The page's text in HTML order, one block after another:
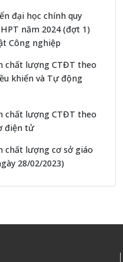
đại học chính quy
năm 2024 (đợt 1)
Công nghiệp
chất lượng CTĐT theo
khiển và Tự động
chất lượng CTĐT theo
điện tử
chất lượng cơ sở giáo
28/02/2023)